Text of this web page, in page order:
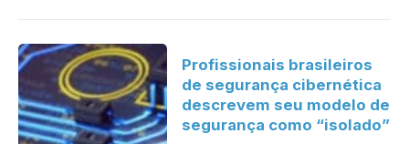
Profissionais brasileiros
de segurança cibernética
descrevem seu modelo de
segurança como “isolado”